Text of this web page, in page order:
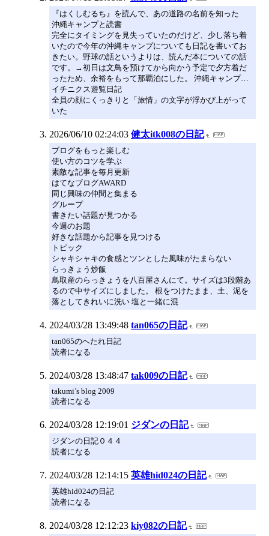
『はくしむるち』を読んで、あの道路の名前を知った
沖縄キャンプと読書
完全にタイミングを見失っていたのだけど、少し落ち着
いたので今年の沖縄キャンプについても日記を書いてお
きたい。野球の話というよりは、読んだ本についての話
です。→初日は文鳥を預けてから向かう予定で夕方着だ
ったため、余裕をもって那覇泊にした。 沖縄キャンプ…
イチニクス遊覧日記
全員の顔にくっきりと「旅情」の文字が浮かび上がって
いた
2026/06/10 02:24:03 健太itk008の日記
ブログをもっと楽しむ
使い方のコツを学ぶ
素敵な記事を毎月更新
はてなブログAWARD
同じ興味の仲間と集まる
グループ
書きたい話題が見つかる
今週のお題
好きな話題から記事を見つける
トピック
シャキシャキの食感とツンとした風味がたまらない
らっきょう炒飯
鳥取産のらっきょうを八百屋さんにて。サイズは3段階あ
るので中サイズにしました。 根をつけたまま、土、泥を
落としてきれいに洗い 塩と一緒に混
2024/03/28 13:49:48 tan065の日記
tan065のへたれ日記
読者になる
2024/03/28 13:48:47 tak009の日記
takumi’s blog 2009
読者になる
2024/03/28 12:19:01 ジダンの日記
ジダンの日記０４４
読者になる
2024/03/28 12:14:15 英雄hid024の日記
英雄hid024の日記
読者になる
2024/03/28 12:12:23 kiy082の日記